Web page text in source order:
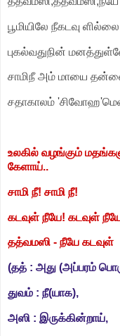
பூமியிலே நீகடவு
புகல்வதுநின்
சாமிநீ அம் மாயை
சதாகாலம்
உலகில் வழங்கும்
கேளாய்..
சாமி நீ! சாமி நீ!
கடவுள் நீயே! கடவுள்
தத்வமஸி - நீயே கடவுள்
(தத் : அது (அப்பரம்
துவம் : நீ(யாக),
அஸி : இருக்கின்றாய்,